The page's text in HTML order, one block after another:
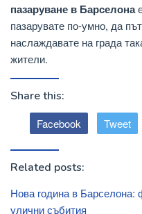
пазаруване в Барселона
пазарувате по-умно, да
наслаждавате на града
жители.
Share this:
Facebook Tweet
Related posts:
Нова година в Барселона:
улични събития